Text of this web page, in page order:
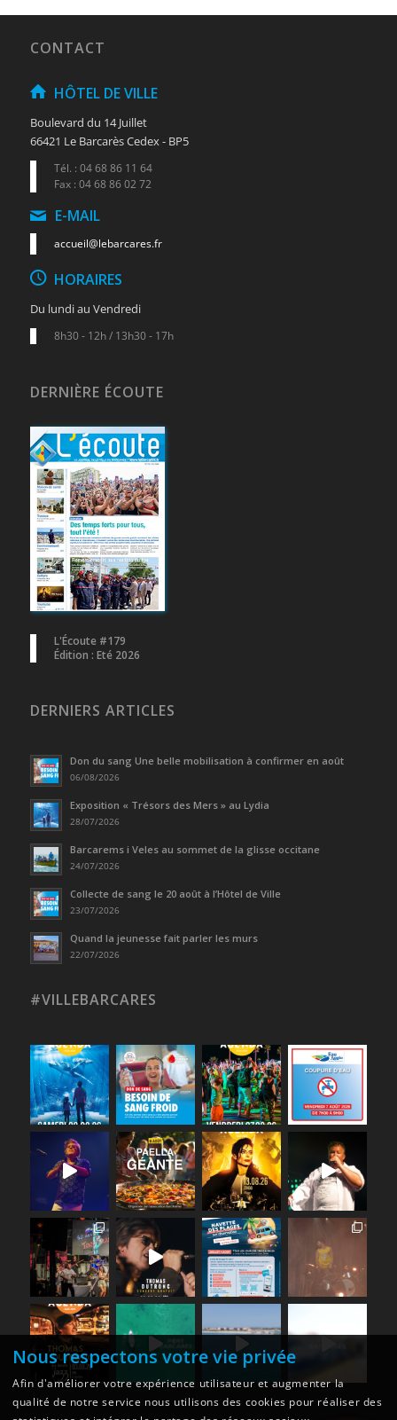
CONTACT
HÔTEL DE VILLE
Boulevard du 14 Juillet
66421 Le Barcarès Cedex - BP5
Tél. : 04 68 86 11 64
Fax : 04 68 86 02 72
E-MAIL
accueil@lebarcares.fr
HORAIRES
Du lundi au Vendredi
8h30 - 12h / 13h30 - 17h
DERNIÈRE ÉCOUTE
L'Écoute #179
Édition : Eté 2026
DERNIERS ARTICLES
Don du sang Une belle mobilisation à confirmer en août
06/08/2026
Exposition « Trésors des Mers » au Lydia
28/07/2026
Barcarems i Veles au sommet de la glisse occitane
24/07/2026
Collecte de sang le 20 août à l’Hôtel de Ville
23/07/2026
Quand la jeunesse fait parler les murs
22/07/2026
#VILLEBARCARES
Nous respectons votre vie privée
Afin d'améliorer votre expérience utilisateur et augmenter la
qualité de notre service nous utilisons des cookies pour réaliser des